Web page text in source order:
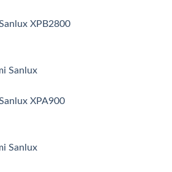
XPB2800
XPA900